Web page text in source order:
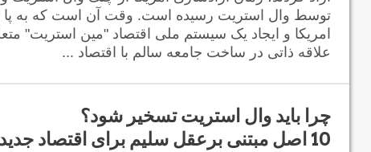
توسط وال استریت رسیده است. وقت آن است که به پا
امریکا و ایجاد یک سیستم ملی اقتصاد "مین استریت"
علاقه ذاتی در ساخت جامعه سالم با اقتصاد ...
چرا باید وال استریت تسخیر شود؟
10 اصل مبتنی برعقل سلیم برای اقتصاد جدید